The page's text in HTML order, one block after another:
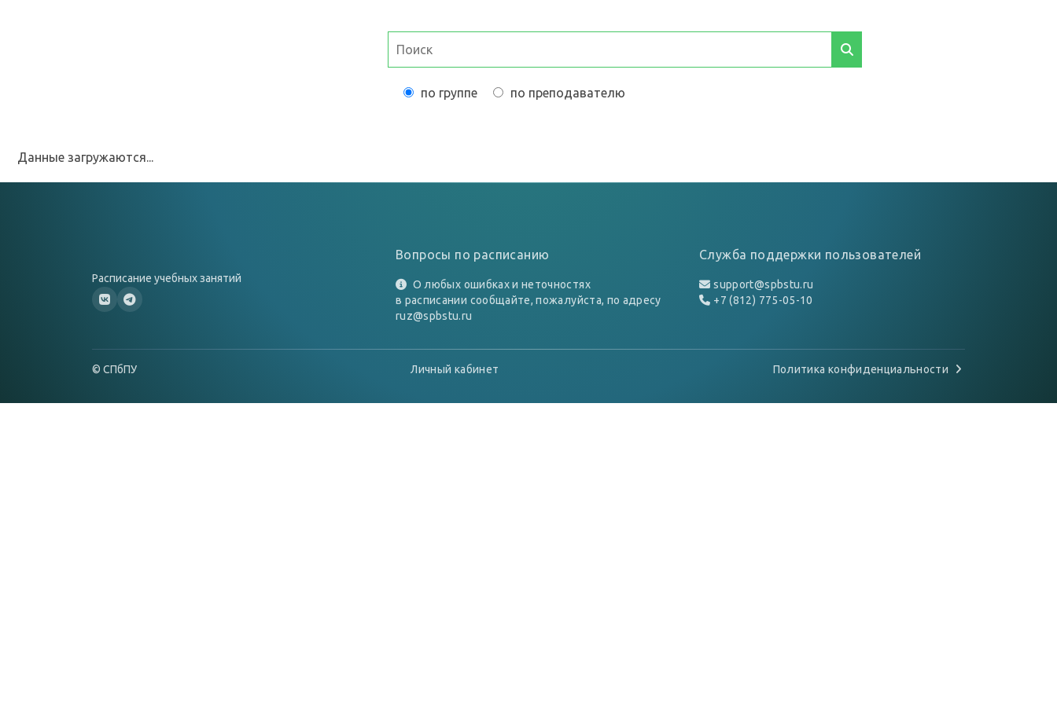
по группе по преподавателю
Данные загружаются...
Расписание учебных занятий
Вопросы по расписанию
О любых ошибках и неточностях
в расписании сообщайте, пожалуйста, по адресу
ruz@spbstu.ru
Служба поддержки пользователей
support@spbstu.ru
+7 (812) 775-05-10
© СПбПУ Личный кабинет Политика конфиденциальности